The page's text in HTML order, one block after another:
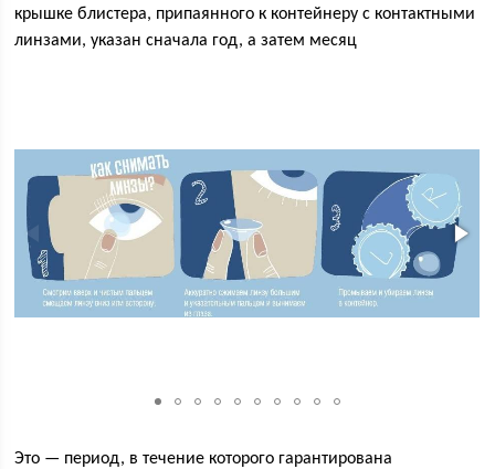
крышке блистера, припаянного к контейнеру с контактными
линзами, указан сначала год, а затем месяц
Это — период, в течение которого гарантирована